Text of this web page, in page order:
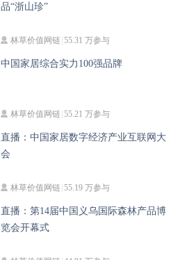
品“浙山珍”
林草价值网链 55.31 万参与
中国家居综合实力100强品牌
林草价值网链 55.21 万参与
直播：中国家居数字经济产业互联网大
会
林草价值网链 55.19 万参与
直播：第14届中国义乌国际森林产品博
览会开幕式